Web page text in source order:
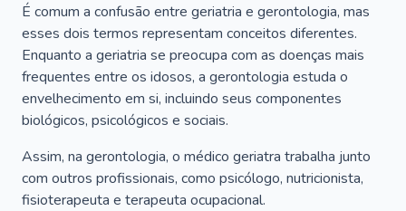
É comum a confusão entre geriatria e gerontologia, mas
esses dois termos representam conceitos diferentes.
Enquanto a geriatria se preocupa com as doenças mais
frequentes entre os idosos, a gerontologia estuda o
envelhecimento em si, incluindo seus componentes
biológicos, psicológicos e sociais.
Assim, na gerontologia, o médico geriatra trabalha junto
com outros profissionais, como psicólogo, nutricionista,
fisioterapeuta e terapeuta ocupacional.